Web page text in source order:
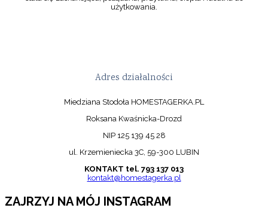
użytkowania.
Adres działalności
Miedziana Stodoła HOMESTAGERKA.PL
Roksana Kwaśnicka-Drozd
NIP 125 139 45 28
ul. Krzemieniecka 3C, 59-300 LUBIN
KONTAKT tel. 793 137 013
kontakt@homestagerka.pl
ZAJRZYJ NA MÓJ INSTAGRAM